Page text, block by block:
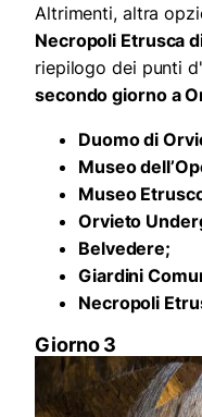
Altrimenti, altra
Necropoli Etrusca
riepilogo dei punti
secondo giorno a
Duomo di
Museo
Museo
Orvieto
Belvedere;
Giardini
Necropoli
Giorno 3